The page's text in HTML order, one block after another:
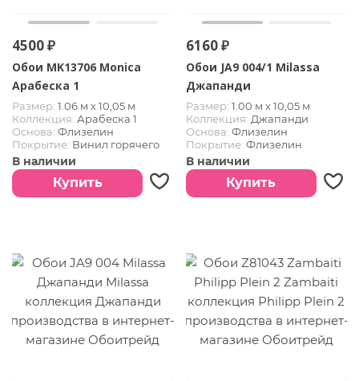
4500 ₽
Обои MK13706 Monica
Арабеска 1
Размер: 1.06 м х 10,05 м
Коллекция: Арабеска 1
Основа: Флизелин
Покрытие: Винил горячего
тиснения
В наличии
Купить
6160 ₽
Обои JA9 004/1 Milassa
Джапанди
Размер: 1.00 м х 10,05 м
Коллекция: Джапанди
Основа: Флизелин
Покрытие: Флизелин
В наличии
Купить